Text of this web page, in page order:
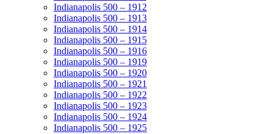
Indianapolis 500 – 1912
Indianapolis 500 – 1913
Indianapolis 500 – 1914
Indianapolis 500 – 1915
Indianapolis 500 – 1916
Indianapolis 500 – 1919
Indianapolis 500 – 1920
Indianapolis 500 – 1921
Indianapolis 500 – 1922
Indianapolis 500 – 1923
Indianapolis 500 – 1924
Indianapolis 500 – 1925